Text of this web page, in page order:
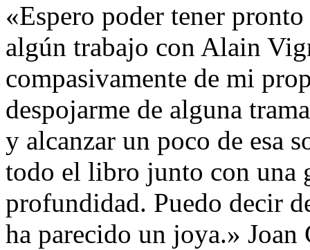
«Espero poder tener
algún trabajo con Alain
compasivamente de mi
despojarme de alguna
y alcanzar un poco de esa
todo el libro junto con una
profundidad. Puedo decir
ha parecido un joya.» Joan